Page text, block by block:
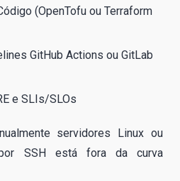
(OpenTofu ou Terraform
GitHub Actions ou GitLab
e SLIs/SLOs
servidores Linux ou
SSH está fora da curva